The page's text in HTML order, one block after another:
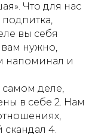
Что для нас
вы себя
нужно,
напоминал и
деле,
в себе 2. Нам
скандал 4.